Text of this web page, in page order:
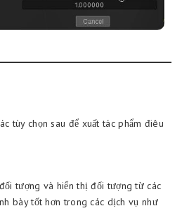
tùy chọn sau để xuất tác phẩm điêu
tượng và hiển thị đối tượng từ các
bày tốt hơn trong các dịch vụ như